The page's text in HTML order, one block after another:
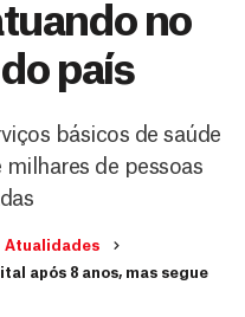
no
país
básicos de saúde
milhares de pessoas
Atualidades
após 8 anos, mas segue